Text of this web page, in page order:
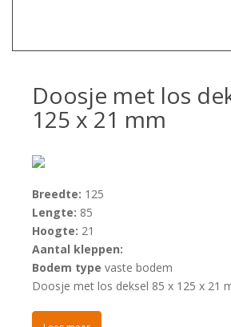
Doosje met los
125 x 21 mm
Breedte: 125
Lengte: 85
Hoogte: 21
Aantal kleppen:
Bodem type vaste bodem
Doosje met los deksel 85 x 125 x 21